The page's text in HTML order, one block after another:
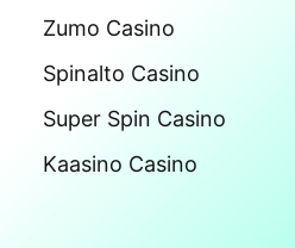
Zumo Casino
Spinalto Casino
Super Spin Casino
Kaasino Casino